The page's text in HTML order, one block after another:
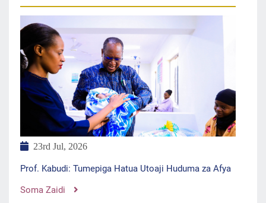
23rd Jul, 2026
Prof. Kabudi: Tumepiga Hatua Utoaji Huduma za Afya
Soma Zaidi